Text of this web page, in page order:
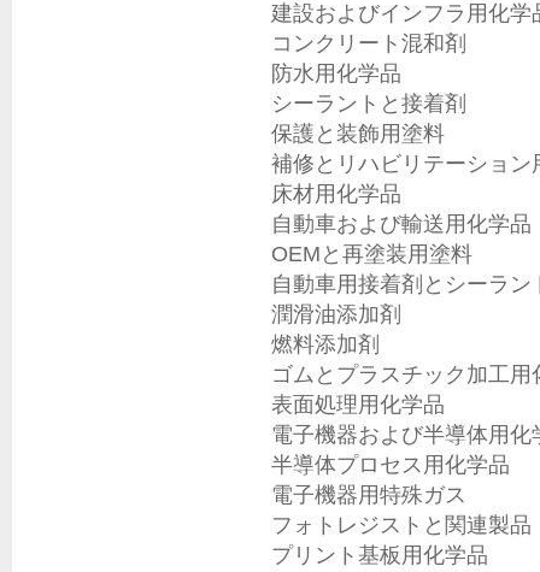
建設およびインフラ用化学
コンクリート混和剤
防水用化学品
シーラントと接着剤
保護と装飾用塗料
補修とリハビリテーション
床材用化学品
自動車および輸送用化学品
OEMと再塗装用塗料
自動車用接着剤とシーラン
潤滑油添加剤
燃料添加剤
ゴムとプラスチック加工用
表面処理用化学品
電子機器および半導体用化
半導体プロセス用化学品
電子機器用特殊ガス
フォトレジストと関連製品
プリント基板用化学品